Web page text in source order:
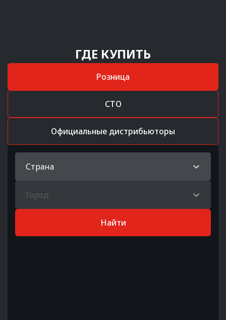
ГДЕ КУПИТЬ
Розница
СТО
Официальные дистрибьюторы
Страна
Город
Найти